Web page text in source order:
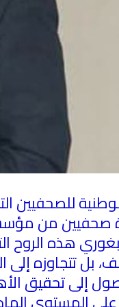
للصحفيين
من
هذه الروح
بل تتجاوزه
إلى تحقيق